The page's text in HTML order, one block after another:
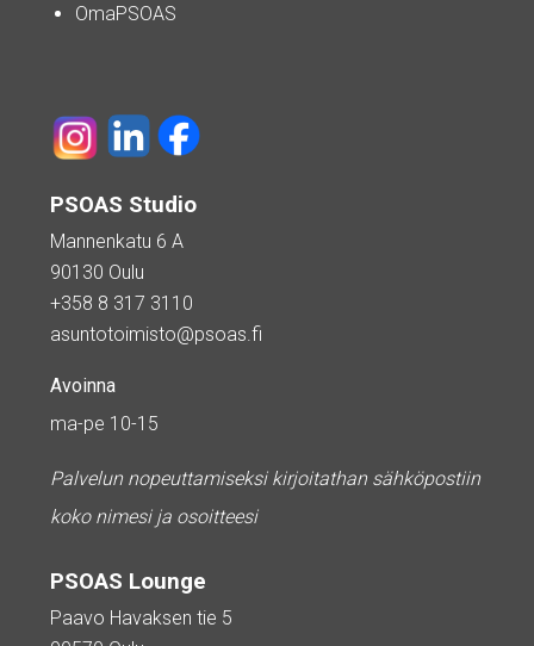
OmaPSOAS
PSOAS Studio
Mannenkatu 6 A
90130 Oulu
+358 8 317 3110
asuntotoimisto@psoas.fi
Avoinna
ma-pe 10-15
Palvelun nopeuttamiseksi kirjoitathan sähköpostiin
koko nimesi ja osoitteesi
PSOAS Lounge
Paavo Havaksen tie 5